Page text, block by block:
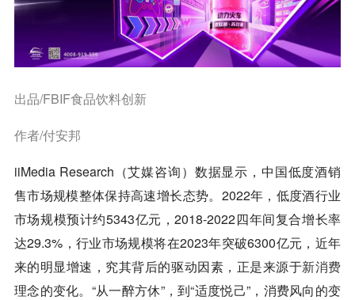
出品/FBIF食品饮料创新
作者/付安邦
iiMedia Research（艾媒咨询）数据显示，中国低度酒销
售市场规模整体保持高速增长态势。2022年，低度酒行业
市场规模预计约5343亿元，2018-2022四年间复合增长率
达29.3%，行业市场规模将在2023年突破6300亿元，近年
来的明显增速，究其背后的驱动因素，正是来源于新消费
理念的变化。“从一醉方休”，到“适度悦己”，消费风向的变